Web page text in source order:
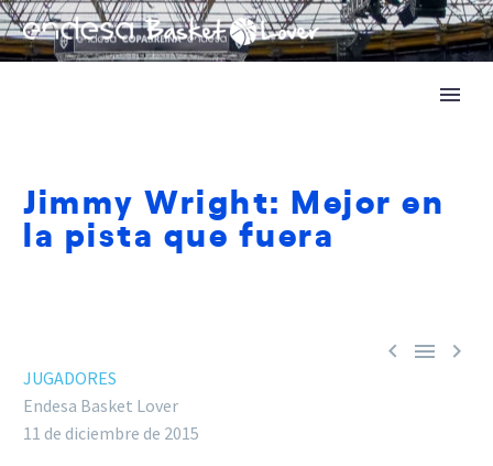
Jimmy Wright: Mejor en
la pista que fuera
  
JUGADORES
Endesa Basket Lover
11 de diciembre de 2015